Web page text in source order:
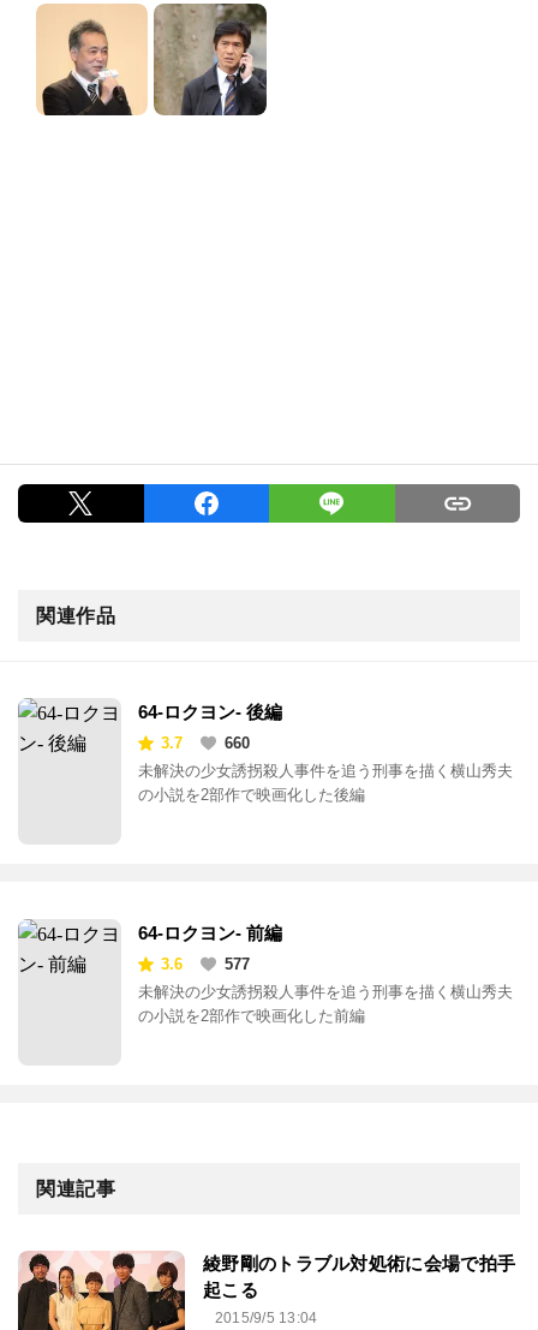
関連作品
64-ロクヨン- 後編
3.7
660
未解決の少女誘拐殺人事件を追う刑事を描く横山秀夫
の小説を2部作で映画化した後編
64-ロクヨン- 前編
3.6
577
未解決の少女誘拐殺人事件を追う刑事を描く横山秀夫
の小説を2部作で映画化した前編
関連記事
綾野剛のトラブル対処術に会場で拍手
起こる
2015/9/5 13:04